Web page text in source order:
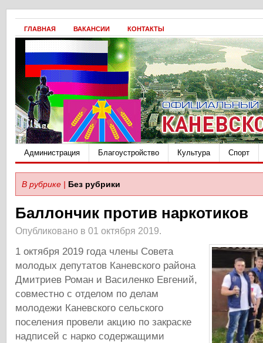
ГЛАВНАЯ ВАКАНСИИ КОНТАКТЫ
Администрация Благоустройство Культура Спорт
В рубрике | Без рубрики
Баллончик против наркотиков
Опубликовано в 01 октября 2019.
1 октября 2019 года члены Совета
молодых депутатов Каневского района
Дмитриев Роман и Василенко Евгений,
совместно с отделом по делам
молодежи Каневского сельского
поселения провели акцию по закраске
надписей с нарко содержащими